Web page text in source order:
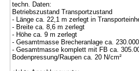
techn. Daten:
Betriebszustand Transportzustand
- Länge ca. 22,1 m zerlegt in
- Breite ca. 8,6 m zerlegt
- Höhe ca. 9 m zerlegt
- Gesamtmasse Brecheranlage ca.
- Gesamtmasse komplett mit FB ca.
Bodenpressung/Raupen ca. 20 N/cm²